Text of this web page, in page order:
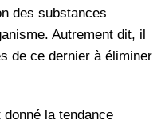
des substances
Autrement dit, il
de ce dernier à éliminer
la tendance